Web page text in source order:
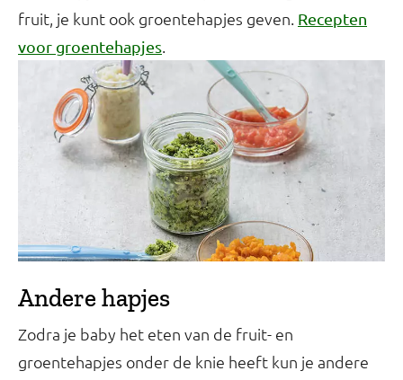
fruit, je kunt ook groentehapjes geven. Recepten
voor groentehapjes.
Andere hapjes
Zodra je baby het eten van de fruit- en
groentehapjes onder de knie heeft kun je andere